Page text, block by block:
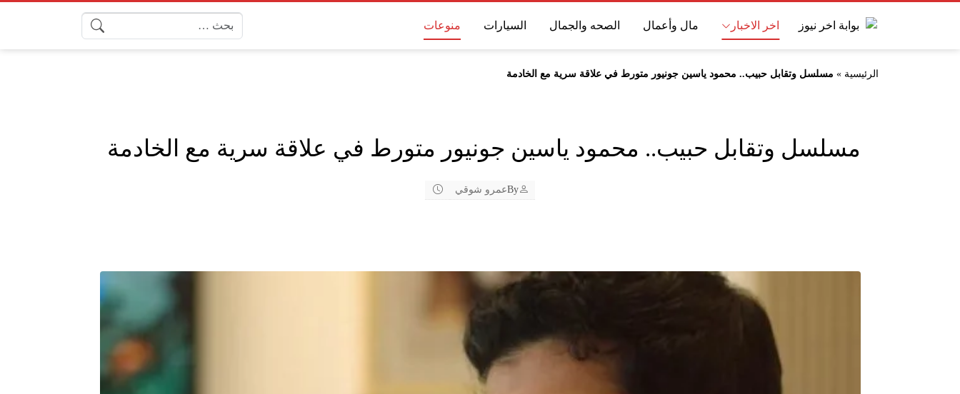
اخر الاخبار مال وأعمال الصحه والجمال السيارات منوعات
الرئيسية » مسلسل وتقابل حبيب.. محمود ياسين جونيور متورط في علاقة سرية مع الخادمة
مسلسل وتقابل حبيب.. محمود ياسين جونيور متورط في علاقة سرية مع الخادمة
Byعمرو شوقي